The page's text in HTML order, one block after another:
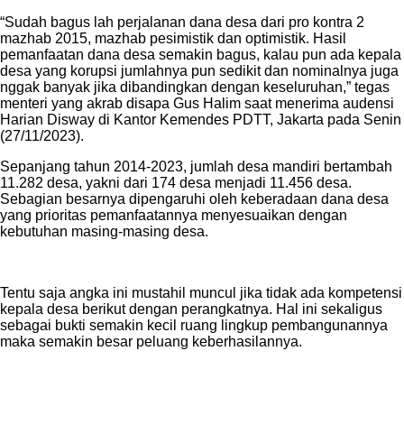
“Sudah bagus lah perjalanan dana desa dari pro kontra 2
mazhab 2015, mazhab pesimistik dan optimistik. Hasil
pemanfaatan dana desa semakin bagus, kalau pun ada kepala
desa yang korupsi jumlahnya pun sedikit dan nominalnya juga
nggak banyak jika dibandingkan dengan keseluruhan,” tegas
menteri yang akrab disapa Gus Halim saat menerima audensi
Harian Disway di Kantor Kemendes PDTT, Jakarta pada Senin
(27/11/2023).
Sepanjang tahun 2014-2023, jumlah desa mandiri bertambah
11.282 desa, yakni dari 174 desa menjadi 11.456 desa.
Sebagian besarnya dipengaruhi oleh keberadaan dana desa
yang prioritas pemanfaatannya menyesuaikan dengan
kebutuhan masing-masing desa.
Tentu saja angka ini mustahil muncul jika tidak ada kompetensi
kepala desa berikut dengan perangkatnya. Hal ini sekaligus
sebagai bukti semakin kecil ruang lingkup pembangunannya
maka semakin besar peluang keberhasilannya.